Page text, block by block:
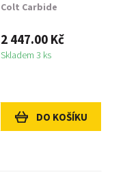
Colt Carbide
2 447.00 Kč
Skladem 3 ks
DO KOŠÍKU